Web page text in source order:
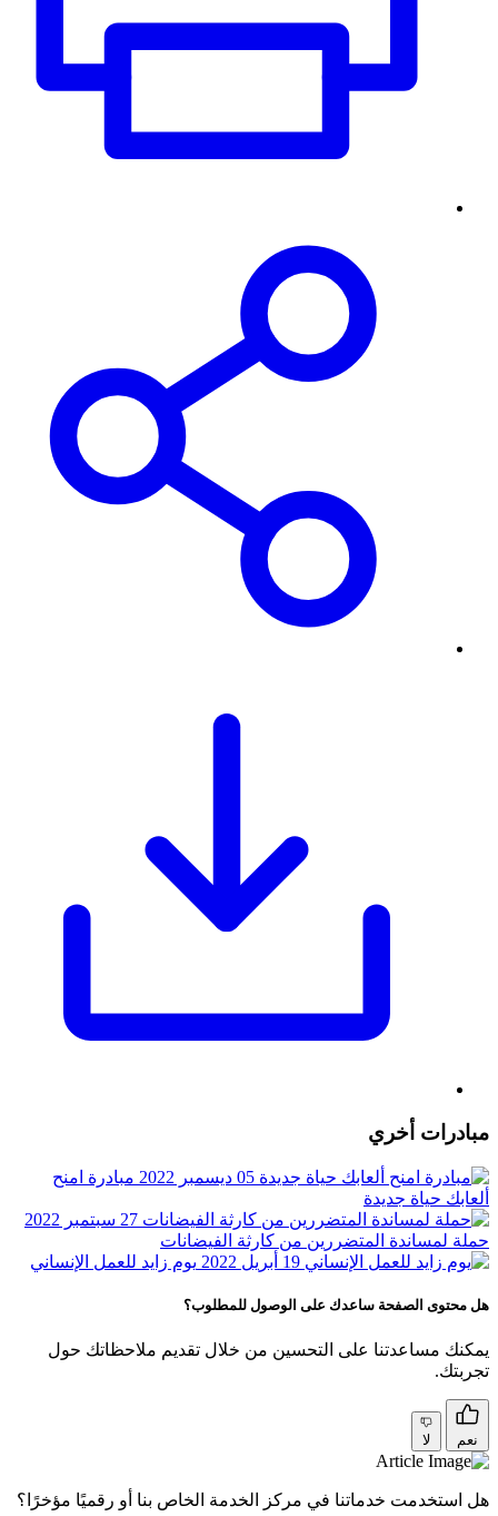
مبادرات أخري
05 ديسمبر 2022
مبادرة امنح
ألعابك حياة جديدة
27 سبتمبر 2022
حملة لمساندة المتضررين من كارثة الفيضانات
19 أبريل 2022
يوم زايد للعمل الإنساني
هل محتوى الصفحة ساعدك على الوصول للمطلوب؟
يمكنك مساعدتنا على التحسين من خلال تقديم ملاحظاتك حول
تجربتك.
نعم لا
هل استخدمت خدماتنا في مركز الخدمة الخاص بنا أو رقميًا مؤخرًا؟